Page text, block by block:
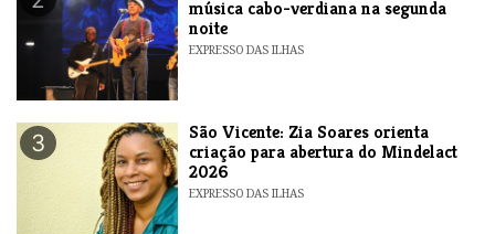
música cabo-verdiana na segunda
noite
EXPRESSO DAS ILHAS
3
São Vicente: Zia Soares orienta
criação para abertura do Mindelact
2026
EXPRESSO DAS ILHAS